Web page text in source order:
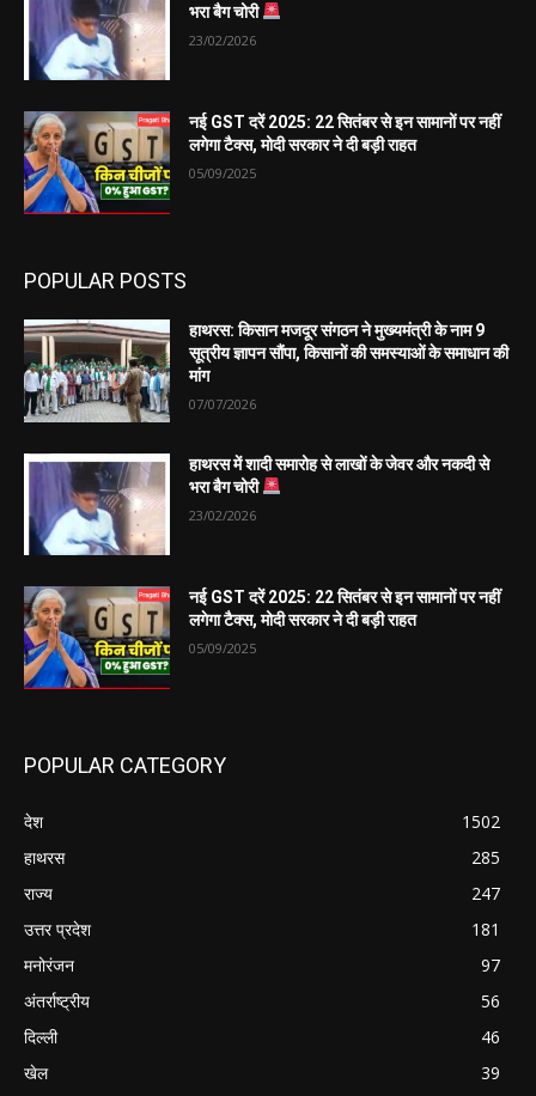
भरा बैग चोरी
23/02/2026
नई GST दरें 2025: 22 सितंबर से इन सामानों पर नहीं
लगेगा टैक्स, मोदी सरकार ने दी बड़ी राहत
05/09/2025
POPULAR POSTS
हाथरस: किसान मजदूर संगठन ने मुख्यमंत्री के नाम 9
सूत्रीय ज्ञापन सौंपा, किसानों की समस्याओं के समाधान की
मांग
07/07/2026
हाथरस में शादी समारोह से लाखों के जेवर और नकदी से
भरा बैग चोरी
23/02/2026
नई GST दरें 2025: 22 सितंबर से इन सामानों पर नहीं
लगेगा टैक्स, मोदी सरकार ने दी बड़ी राहत
05/09/2025
POPULAR CATEGORY
देश
1502
हाथरस
285
राज्य
247
उत्तर प्रदेश
181
मनोरंजन
97
अंतर्राष्ट्रीय
56
दिल्ली
46
खेल
39